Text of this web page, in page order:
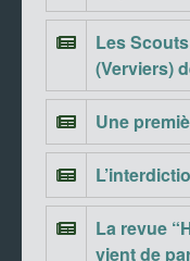
Les
(Verviers)
Une
La revue
vient de